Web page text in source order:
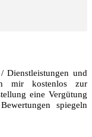
Dienstleistungen und
mir kostenlos zur
eine Vergütung
spiegeln